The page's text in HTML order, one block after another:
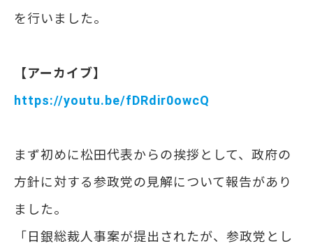
を行いました。
【アーカイブ】
https://youtu.be/fDRdir0owcQ
まず初めに松田代表からの挨拶として、政府の
方針に対する参政党の見解について報告があり
ました。
「日銀総裁人事案が提出されたが、参政党とし